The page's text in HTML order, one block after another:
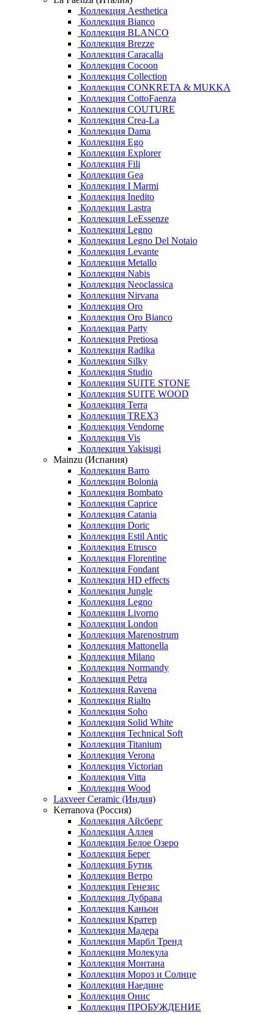
Коллекция Aesthetica
Коллекция Bianco
Коллекция BLANCO
Коллекция Brezze
Коллекция Caracalla
Коллекция Cocoon
Коллекция Collection
Коллекция CONKRETA & MUKKA
Коллекция CottoFaenza
Коллекция COUTURE
Коллекция Crea-La
Коллекция Dama
Коллекция Ego
Коллекция Explorer
Коллекция Fili
Коллекция Gea
Коллекция I Marmi
Коллекция Inedito
Коллекция Lastra
Коллекция LeEssenze
Коллекция Legno
Коллекция Legno Del Notaio
Коллекция Levante
Коллекция Metallo
Коллекция Nabis
Коллекция Neoclassica
Коллекция Nirvana
Коллекция Oro
Коллекция Oro Bianco
Коллекция Party
Коллекция Pretiosa
Коллекция Radika
Коллекция Silky
Коллекция Studio
Коллекция SUITE STONE
Коллекция SUITE WOOD
Коллекция Terra
Коллекция TREX3
Коллекция Vendome
Коллекция Vis
Коллекция Yakisugi
Mainzu (Испания)
Коллекция Barro
Коллекция Bolonia
Коллекция Bombato
Коллекция Caprice
Коллекция Catania
Коллекция Doric
Коллекция Estil Antic
Коллекция Etrusco
Коллекция Florentine
Коллекция Fondant
Коллекция HD effects
Коллекция Jungle
Коллекция Legno
Коллекция Livorno
Коллекция London
Коллекция Marenostrum
Коллекция Mattonella
Коллекция Milano
Коллекция Normandy
Коллекция Petra
Коллекция Ravena
Коллекция Rialto
Коллекция Soho
Коллекция Solid White
Коллекция Technical Soft
Коллекция Titanium
Коллекция Verona
Коллекция Victorian
Коллекция Vitta
Коллекция Wood
Laxveer Ceramic (Индия)
Kerranova (Россия)
Коллекция Айсберг
Коллекция Аллея
Коллекция Белое Озеро
Коллекция Берег
Коллекция Бутик
Коллекция Ветро
Коллекция Генезис
Коллекция Дубрава
Коллекция Каньон
Коллекция Кратер
Коллекция Мадера
Коллекция Марбл Тренд
Коллекция Молекула
Коллекция Монтана
Коллекция Мороз и Солнце
Коллекция Наедине
Коллекция Онис
Коллекция ПРОБУЖДЕНИЕ